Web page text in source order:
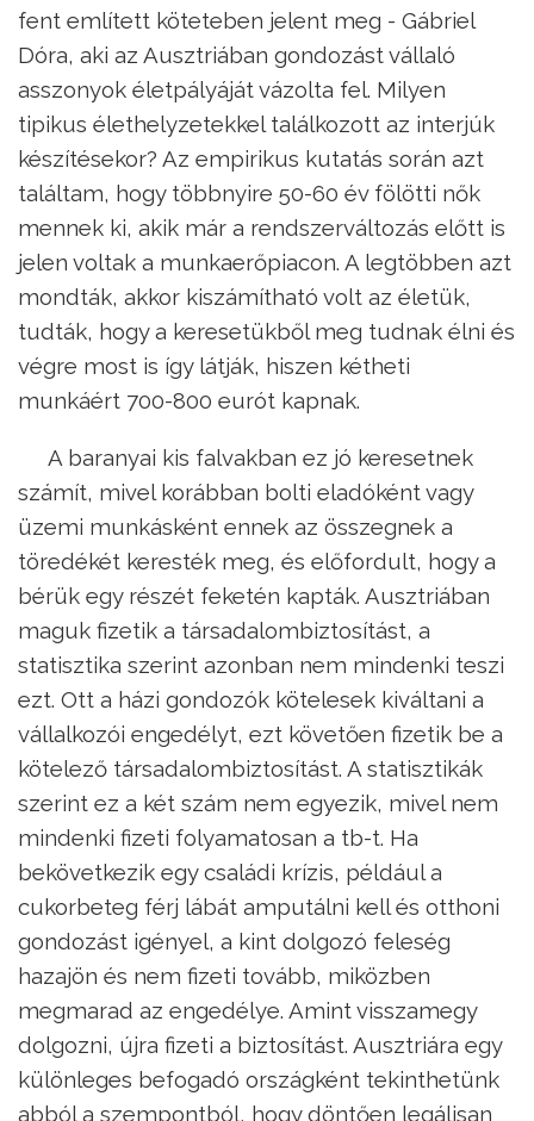
fent említett köteteben jelent meg - Gábriel
Dóra, aki az Ausztriában gondozást vállaló
asszonyok életpályáját vázolta fel. Milyen
tipikus élethelyzetekkel találkozott az interjúk
készítésekor? Az empirikus kutatás során azt
találtam, hogy többnyire 50-60 év fölötti nők
mennek ki, akik már a rendszerváltozás előtt is
jelen voltak a munkaerőpiacon. A legtöbben azt
mondták, akkor kiszámítható volt az életük,
tudták, hogy a keresetükből meg tudnak élni és
végre most is így látják, hiszen kétheti
munkáért 700-800 eurót kapnak.
A baranyai kis falvakban ez jó keresetnek
számít, mivel korábban bolti eladóként vagy
üzemi munkásként ennek az összegnek a
töredékét keresték meg, és előfordult, hogy a
bérük egy részét feketén kapták. Ausztriában
maguk fizetik a társadalombiztosítást, a
statisztika szerint azonban nem mindenki teszi
ezt. Ott a házi gondozók kötelesek kiváltani a
vállalkozói engedélyt, ezt követően fizetik be a
kötelező társadalombiztosítást. A statisztikák
szerint ez a két szám nem egyezik, mivel nem
mindenki fizeti folyamatosan a tb-t. Ha
bekövetkezik egy családi krízis, például a
cukorbeteg férj lábát amputálni kell és otthoni
gondozást igényel, a kint dolgozó feleség
hazajön és nem fizeti tovább, miközben
megmarad az engedélye. Amint visszamegy
dolgozni, újra fizeti a biztosítást. Ausztriára egy
különleges befogadó országként tekinthetünk
abból a szempontból, hogy döntően legálisan